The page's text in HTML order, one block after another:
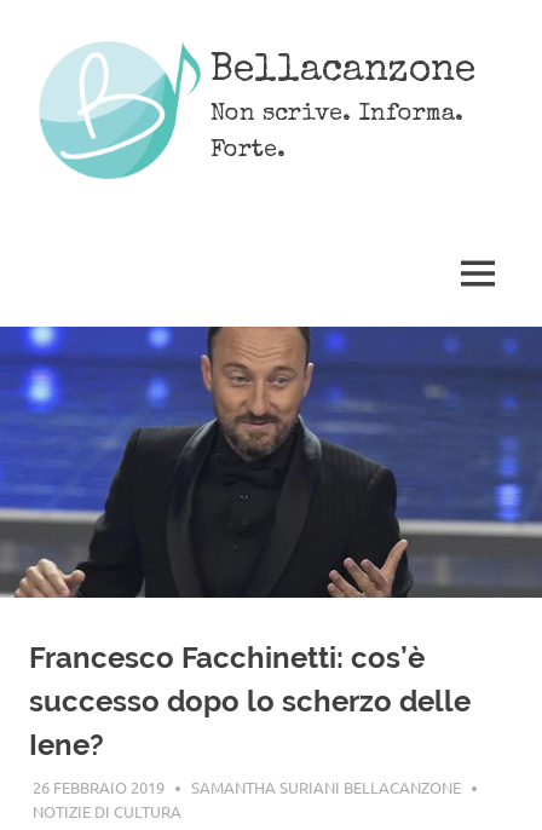
content
Bellacanzone
Non scrive. Informa.
Forte.
MENU
Francesco Facchinetti: cos’è
successo dopo lo scherzo delle
Iene?
26 FEBBRAIO 2019
SAMANTHA SURIANI BELLACANZONE
NOTIZIE DI CULTURA